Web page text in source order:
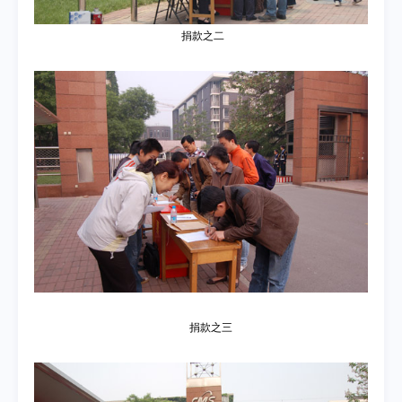
捐款之二
捐款之三